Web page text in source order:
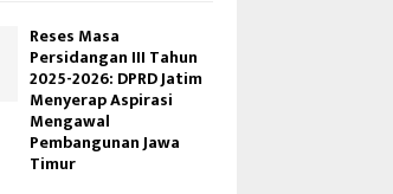
Reses Masa
Persidangan III Tahun
2025-2026: DPRD Jatim
Menyerap Aspirasi
Mengawal
Pembangunan Jawa
Timur